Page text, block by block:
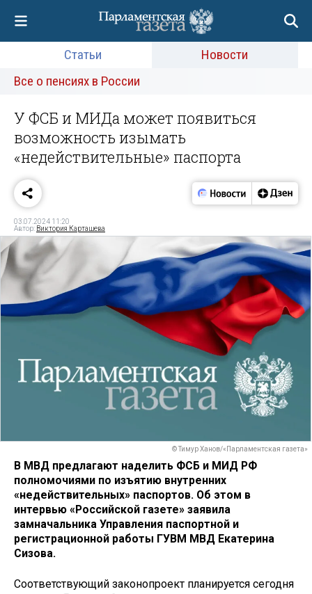
Статьи
Новости
Все о пенсиях в России
У ФСБ и МИДа может появиться
возможность изымать
«недействительные» паспорта
03.07.2024 11:20
Автор: Виктория Карташева
© Тимур Ханов/«Парламентская газета»
В МВД предлагают наделить ФСБ и МИД РФ
полномочиями по изъятию внутренних
«недействительных» паспортов. Об этом в
интервью «Российской газете» заявила
замначальника Управления паспортной и
регистрационной работы ГУВМ МВД Екатерина
Сизова.
Соответствующий законопроект планируется сегодня